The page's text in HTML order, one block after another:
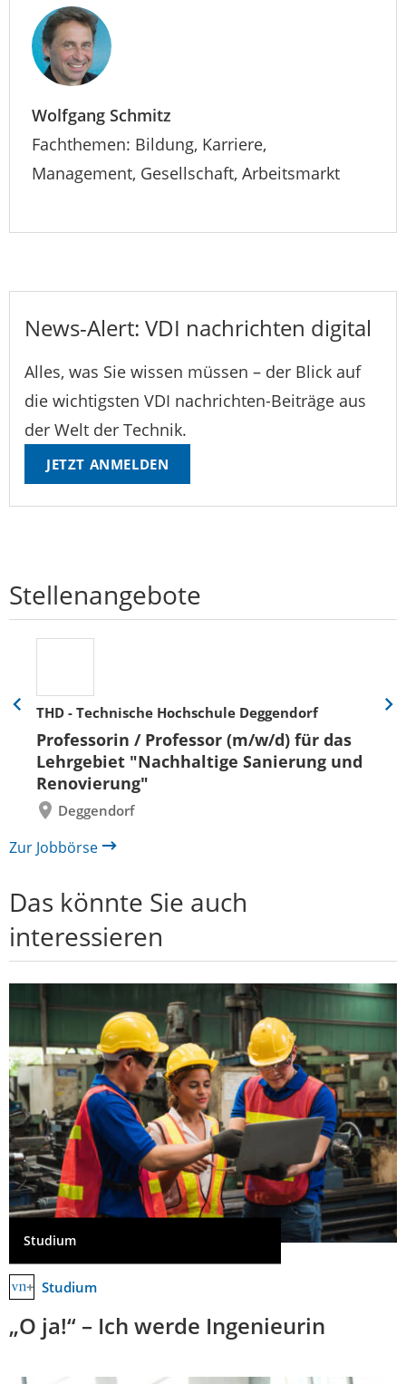
Wolfgang Schmitz
Fachthemen: Bildung, Karriere,
Management, Gesellschaft, Arbeitsmarkt
News-Alert: VDI nachrichten digital
Alles, was Sie wissen müssen – der Blick auf
die wichtigsten VDI nachrichten-Beiträge aus
der Welt der Technik.
JETZT ANMELDEN
Stellenangebote
THD - Technische Hochschule Deggendorf
Professorin / Professor (m/w/d) für das
Lehrgebiet "Nachhaltige Sanierung und
Renovierung"
Deggendorf
Eine
zurück
Eine
Zur Jobbörse
Das könnte Sie auch
interessieren
Studium
Studium
„O ja!“ – Ich werde Ingenieurin